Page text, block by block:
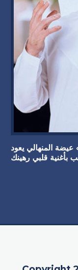
عيضة المنهالي يعود
بأغنية قلبي رهينك